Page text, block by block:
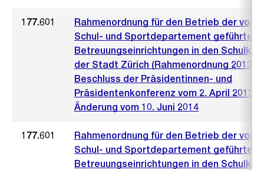
177.601
Rahmenordnung für den Betrieb der vom
Schul- und Sportdepartement geführten
Betreuungseinrichtungen in den
der Stadt Zürich (Rahmenordnung 2013)
Beschluss der Präsidentinnen- und
Präsidentenkonferenz vom 2. April 2013
Änderung vom 10. Juni 2014
177.601
Rahmenordnung für den Betrieb der vom
Schul- und Sportdepartement geführten
Betreuungseinrichtungen in den